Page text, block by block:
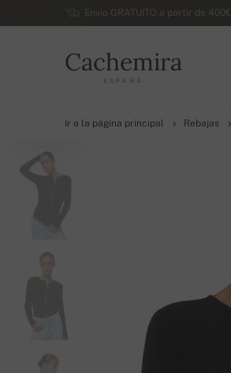
Envío GRATUITO a partir de
Cachemira
ESPAÑA
Ir a la página principal Rebajas